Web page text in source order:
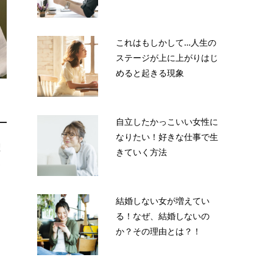
これはもしかして…人生の
ステージが上に上がりはじ
めると起きる現象
自立したかっこいい女性に
なりたい！好きな仕事で生
きていく方法
結婚しない女が増えてい
る！なぜ、結婚しないの
か？その理由とは？！